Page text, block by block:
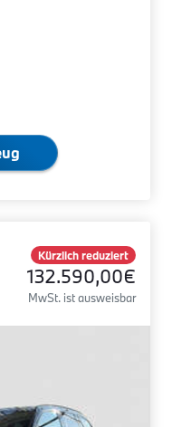
Kürzlich reduziert
132.590,00€
MwSt. ist ausweisbar